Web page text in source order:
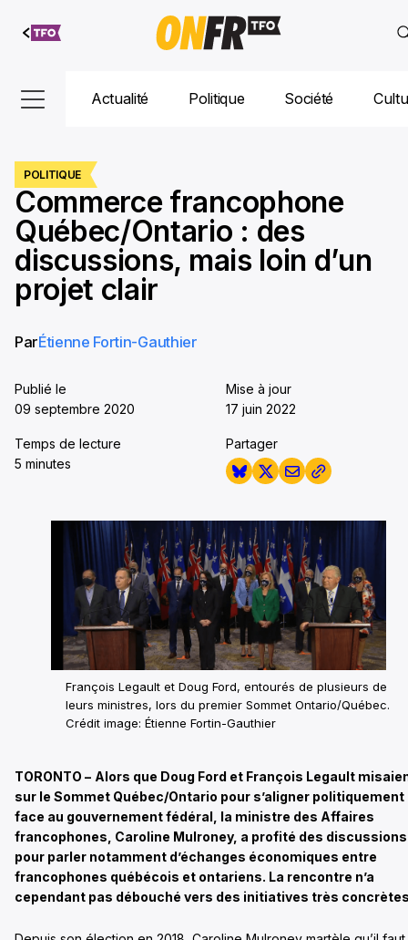
Aller au
contenu
Actualité Politique Société
POLITIQUE
Commerce francophone
Québec/Ontario : des
discussions, mais loin d’un
projet clair
ParÉtienne Fortin-Gauthier
Publié le
09 septembre 2020
Mise à jour
17 juin 2022
Temps de lecture
5 minutes
Partager
François Legault et Doug Ford, entourés de plusieurs de
leurs ministres, lors du premier Sommet Ontario/Québec.
Crédit image: Étienne Fortin-Gauthier
TORONTO – Alors que Doug Ford et François Legault
sur le Sommet Québec/Ontario pour s’aligner politiquement
face au gouvernement fédéral, la ministre des Affaires
francophones, Caroline Mulroney, a profité des discussions
pour parler notamment d’échanges économiques entre
francophones québécois et ontariens. La rencontre n’a
cependant pas débouché vers des initiatives très